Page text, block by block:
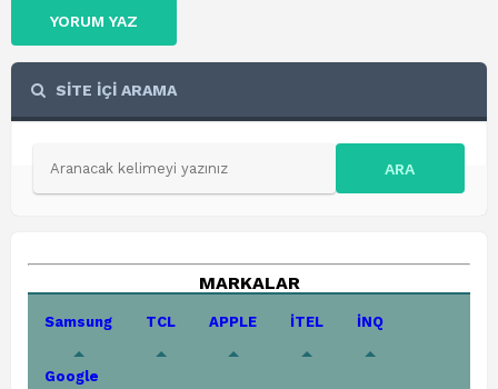
YORUM YAZ
SİTE İÇİ ARAMA
ARA
MARKALAR
Samsung TCL APPLE İTEL İNQ
Google